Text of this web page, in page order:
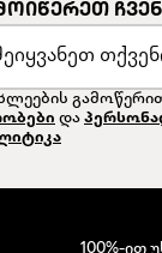
და
100%-ით